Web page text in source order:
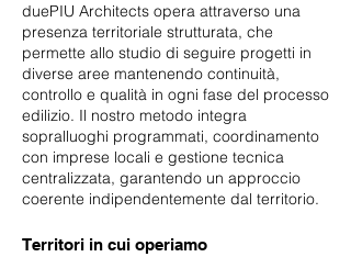
duePIU Architects opera attraverso una
presenza territoriale strutturata, che
permette allo studio di seguire progetti in
diverse aree mantenendo continuità,
controllo e qualità in ogni fase del processo
edilizio. Il nostro metodo integra
sopralluoghi programmati, coordinamento
con imprese locali e gestione tecnica
centralizzata, garantendo un approccio
coerente indipendentemente dal territorio.
Territori in cui operiamo